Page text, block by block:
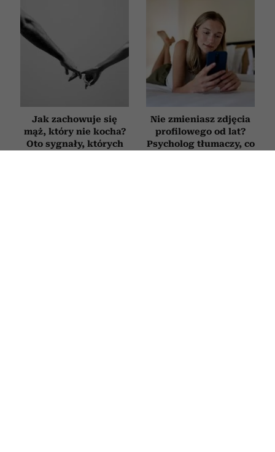
Jak zachowuje się
mąż, który nie kocha?
Oto sygnały, których
Nie zmieniasz zdjęcia
profilowego od lat?
Psycholog tłumaczy, co